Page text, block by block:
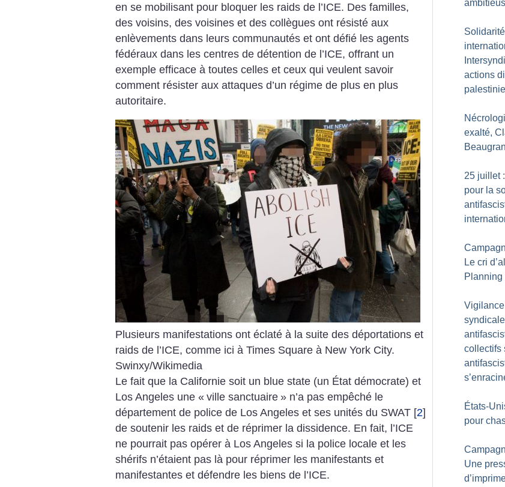
en se mobilisant pour bloquer les raids de l’ICE. Des familles,
des voisins, des voisines et des collègues ont résisté aux
enlèvements dans leurs communautés et ont défié les agents
fédéraux dans les centres de détention de l’ICE, offrant un
exemple efficace à toutes celles et ceux qui veulent savoir
comment résister aux attaques d’un régime de plus en plus
autoritaire.
Plusieurs manifestations ont éclaté à la suite des déportations et
raids de l’ICE, comme ici à Times Square à New York City.
Swinxy/Wikimedia
Le fait que la Californie soit un blue state (un État démocrate) et
Los Angeles une « ville sanctuaire » n’a pas empêché le
département de police de Los Angeles et ses unités du SWAT [2]
de soutenir les raids et de réprimer la dissidence. En fait, l’ICE
ne pourrait pas opérer à Los Angeles si la police locale et les
shérifs n’étaient pas là pour réprimer les manifestants et
manifestantes et défendre les biens de l’ICE.
Solidarité
actions
exalté,
25 juillet
pour la
Le cri
Planning
collectifs
États-
pour
Une